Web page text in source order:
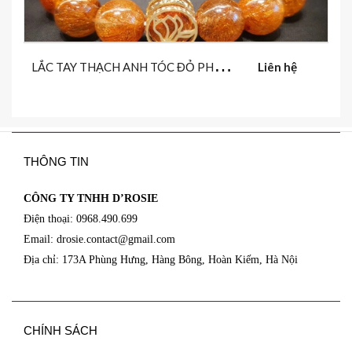
L
ẮC TAY THẠCH ANH TÓC ĐỎ PHỐI CÙNG CHARM HOA MỘC LAN Liên hệ
THÔNG TIN
CÔNG TY TNHH D’ROSIE
Điện thoại: 0968.490.699
Email: drosie.contact@gmail.com
Địa chỉ: 173A Phùng Hưng, Hàng Bông, Hoàn Kiếm, Hà Nội
CHÍNH SÁCH